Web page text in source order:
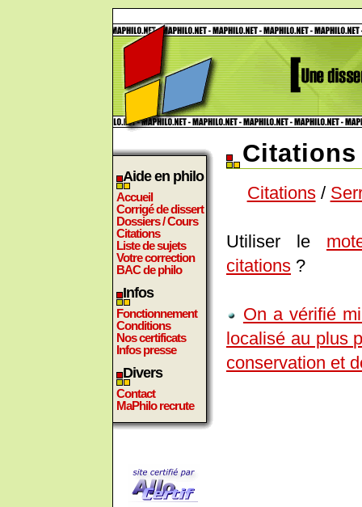
Aide en philo
Accueil
Corrigé de dissert
Dossiers / Cours
Citations
Liste de sujets
Votre correction
BAC de philo
Infos
Fonctionnement
Conditions
Nos certificats
Infos presse
Divers
Contact
MaPhilo recrute
Citations
Citations/
Utiliser le
citations ?
On a vérifié
localisé au plus
conservation et